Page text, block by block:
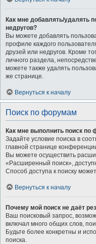
Как мне добавлять/удалять
недругов?
Вы можете добавлять
профиле каждого
друзей или недругов. Кроме
личного раздела,
можете также удалять
же странице.
Вернуться к началу
Поиск по форумам
Как мне выполнить поиск
Задайте условие поиска в
главной странице
Вы можете осуществить
«Расширенный поиск»,
Способ доступа к поиску
Вернуться к началу
Почему мой поиск не даёт
Ваш поисковый запрос,
включал много общих слов,
Будьте более конкретны и
поиска.